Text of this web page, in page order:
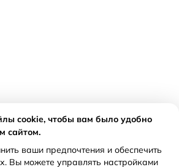
cookie, чтобы вам было удобно
сайтом.
ваши предпочтения и обеспечить
Вы можете управлять настройками